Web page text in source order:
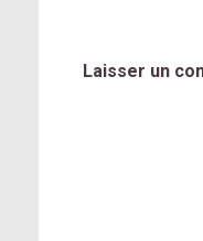
Laisser un